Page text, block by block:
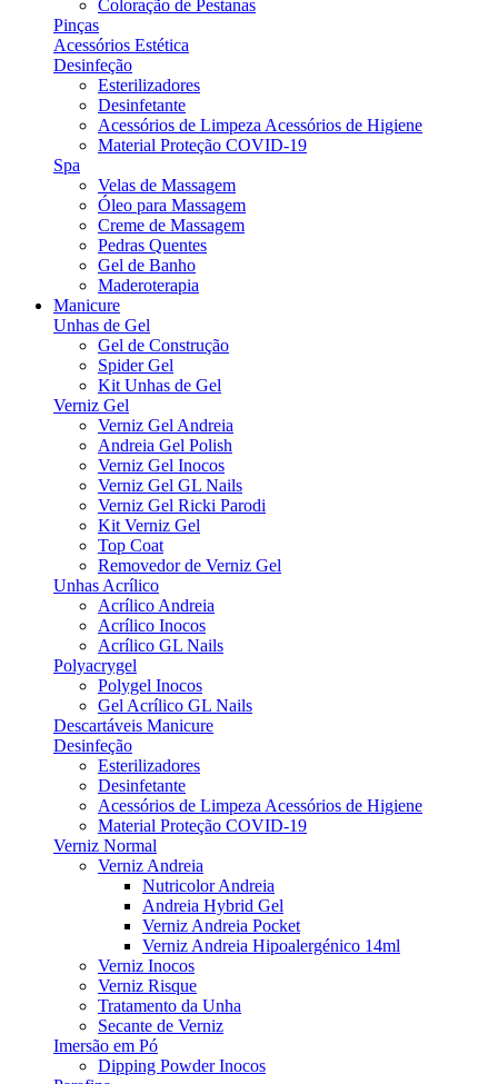
Coloração de Pestanas
Pinças
Acessórios Estética
Desinfeção
Esterilizadores
Desinfetante
Acessórios de Limpeza Acessórios de Higiene
Material Proteção COVID-19
Spa
Velas de Massagem
Óleo para Massagem
Creme de Massagem
Pedras Quentes
Gel de Banho
Maderoterapia
Manicure
Unhas de Gel
Gel de Construção
Spider Gel
Kit Unhas de Gel
Verniz Gel
Verniz Gel Andreia
Andreia Gel Polish
Verniz Gel Inocos
Verniz Gel GL Nails
Verniz Gel Ricki Parodi
Kit Verniz Gel
Top Coat
Removedor de Verniz Gel
Unhas Acrílico
Acrílico Andreia
Acrílico Inocos
Acrílico GL Nails
Polyacrygel
Polygel Inocos
Gel Acrílico GL Nails
Descartáveis Manicure
Desinfeção
Esterilizadores
Desinfetante
Acessórios de Limpeza Acessórios de Higiene
Material Proteção COVID-19
Verniz Normal
Verniz Andreia
Nutricolor Andreia
Andreia Hybrid Gel
Verniz Andreia Pocket
Verniz Andreia Hipoalergénico 14ml
Verniz Inocos
Verniz Risque
Tratamento da Unha
Secante de Verniz
Imersão em Pó
Dipping Powder Inocos